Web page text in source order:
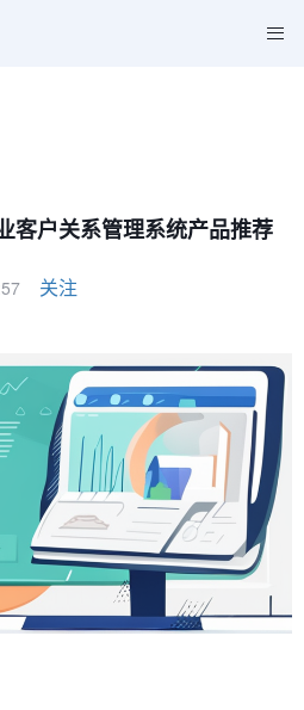
客户关系管理系统产品推荐
关注